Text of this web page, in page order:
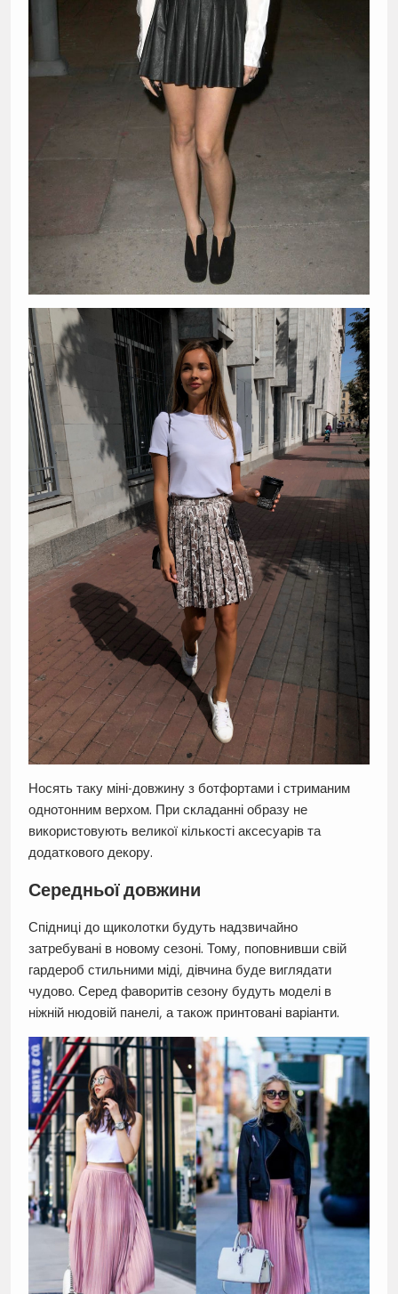
Носять таку міні-довжину з ботфортами і стриманим
однотонним верхом. При складанні образу не
використовують великої кількості аксесуарів та
додаткового декору.
Середньої довжини
Спідниці до щиколотки будуть надзвичайно
затребувані в новому сезоні. Тому, поповнивши свій
гардероб стильними міді, дівчина буде виглядати
чудово. Серед фаворитів сезону будуть моделі в
ніжній нюдовій панелі, а також принтовані варіанти.